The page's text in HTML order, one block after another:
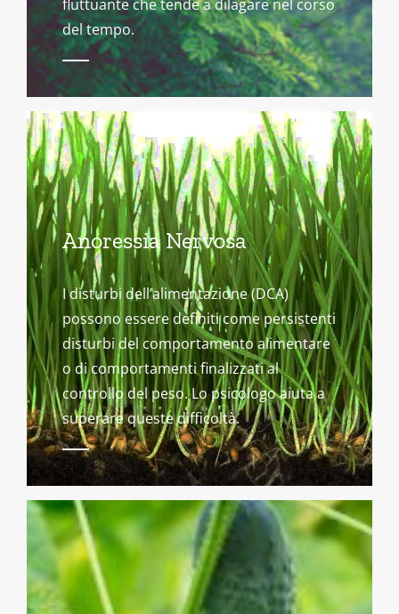
fluttuante che tende a dilagare nel corso
del tempo.
Anoressia Nervosa
I disturbi dell’alimentazione (DCA)
possono essere definiti come persistenti
disturbi del comportamento alimentare
o di comportamenti finalizzati al
controllo del peso. Lo psicologo aiuta a
superare queste difficoltà.